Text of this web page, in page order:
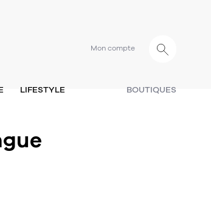
Mon compte
BOUTIQUES
LIFESTYLE